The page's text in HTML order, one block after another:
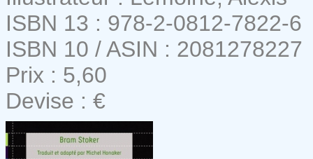
ISBN 13 : 978-2-0812-7822-6
ISBN 10 / ASIN : 2081278227
Prix : 5,60
Devise : €